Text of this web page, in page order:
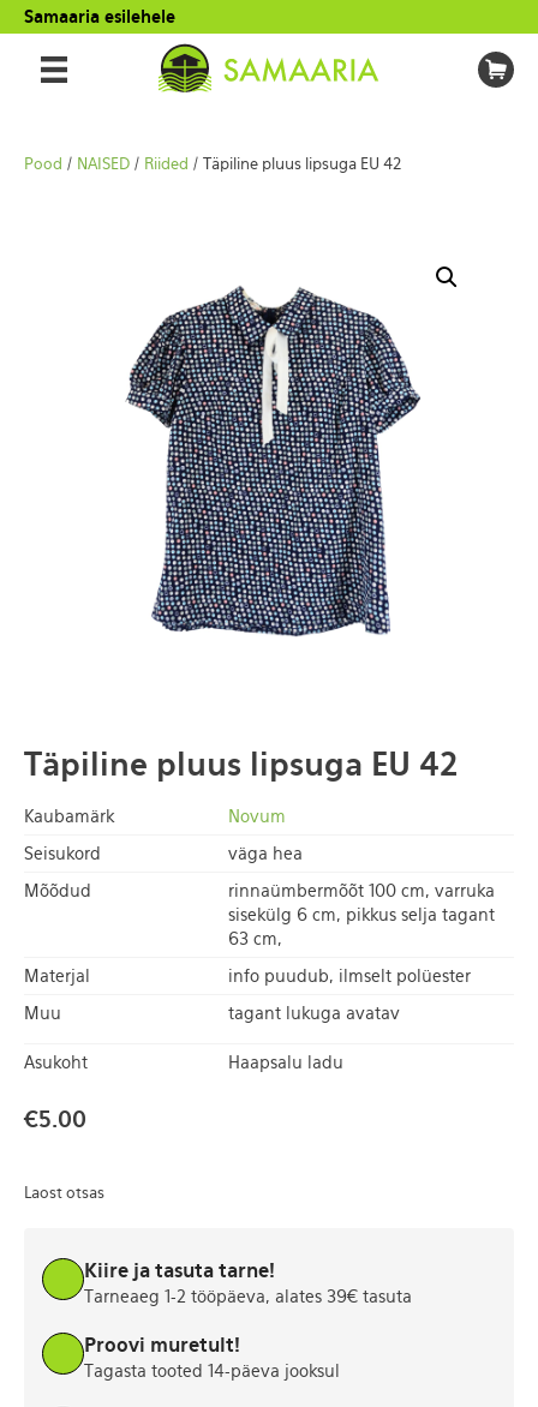
Samaaria esilehele
Pood / NAISED / Riided / Täpiline pluus lipsuga EU 42
Täpiline pluus lipsuga EU 42
Kaubamärk
Novum
Seisukord
väga hea
Mõõdud
rinnaümbermõõt 100 cm, varruka
sisekülg 6 cm, pikkus selja tagant
63 cm,
Materjal
info puudub, ilmselt polüester
Muu
tagant lukuga avatav
Asukoht Haapsalu ladu
€5.00
Laost otsas
Kiire ja tasuta tarne!
Tarneaeg 1-2 tööpäeva, alates 39€ tasuta
Proovi muretult!
Tagasta tooted 14-päeva jooksul